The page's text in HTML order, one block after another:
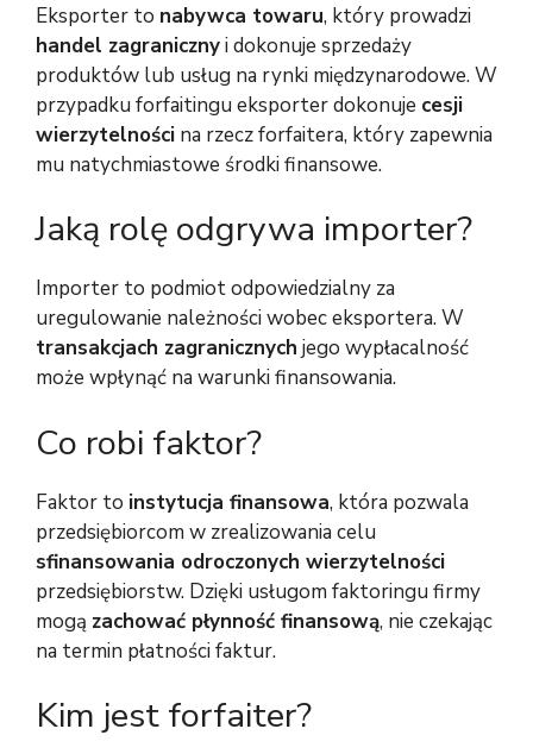
Eksporter to nabywca towaru, który prowadzi
handel zagranicznyi dokonuje sprzedaży
produktów lub usług na rynki międzynarodowe. W
przypadku forfaitingu eksporter dokonuje cesji
wierzytelności na rzecz forfaitera, który zapewnia
mu natychmiastowe środki finansowe.
Jaką rolę odgrywa importer?
Importer to podmiot odpowiedzialny za
uregulowanie należności wobec eksportera. W
transakcjach zagranicznych jego wypłacalność
może wpłynąć na warunki finansowania.
Co robi faktor?
Faktor to instytucja finansowa, która pozwala
przedsiębiorcom w zrealizowania celu
sfinansowania odroczonych wierzytelności
przedsiębiorstw. Dzięki usługom faktoringu firmy
mogą zachować płynność finansową, nie czekając
na termin płatności faktur.
Kim jest forfaiter?